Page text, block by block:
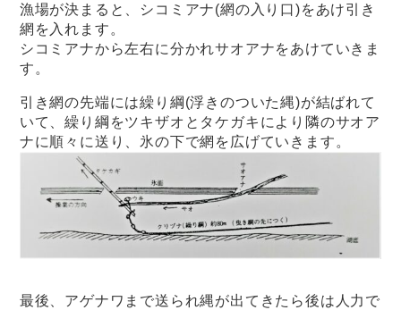
漁場が決まると、シコミアナ(網の入り口)をあけ引き
網を入れます。
シコミアナから左右に分かれサオアナをあけていきま
す。
引き網の先端には繰り綱(浮きのついた縄)が結ばれて
いて、繰り綱をツキザオとタケガキにより隣のサオア
ナに順々に送り、氷の下で網を広げていきます。
最後、アゲナワまで送られ縄が出てきたら後は人力で